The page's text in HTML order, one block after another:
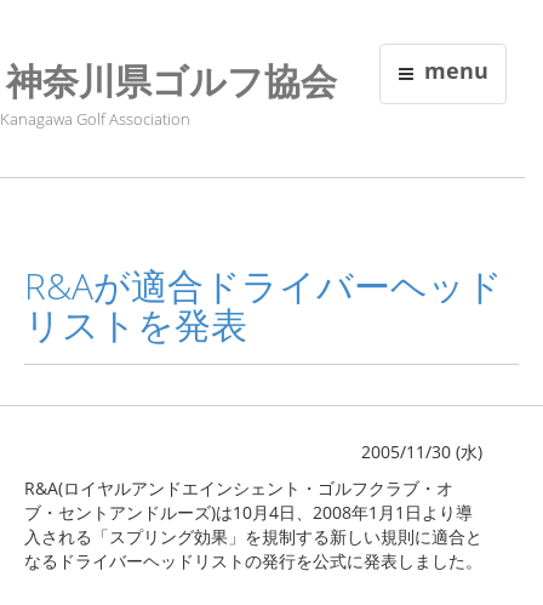
menu
神奈川県ゴルフ協会
Kanagawa Golf Association
R&Aが適合ドライバーヘッド
リストを発表
2005/11/30 (水)
R&A(ロイヤルアンドエインシェント・ゴルフクラブ・オ
ブ・セントアンドルーズ)は10月4日、2008年1月1日より導
入される「スプリング効果」を規制する新しい規則に適合と
なるドライバーヘッドリストの発行を公式に発表しました。